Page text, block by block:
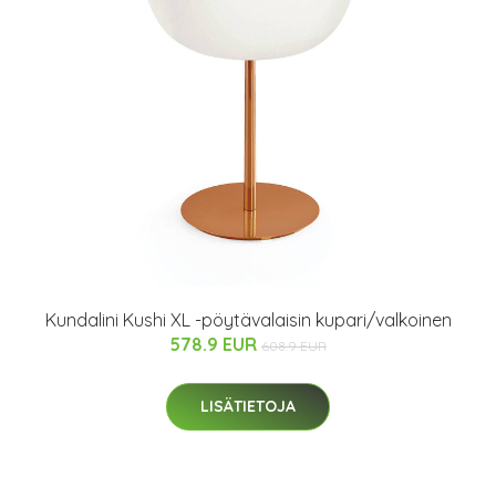
Kundalini Kushi XL -pöytävalaisin kupari/valkoinen
578.9 EUR 608.9 EUR
LISÄTIETOJA